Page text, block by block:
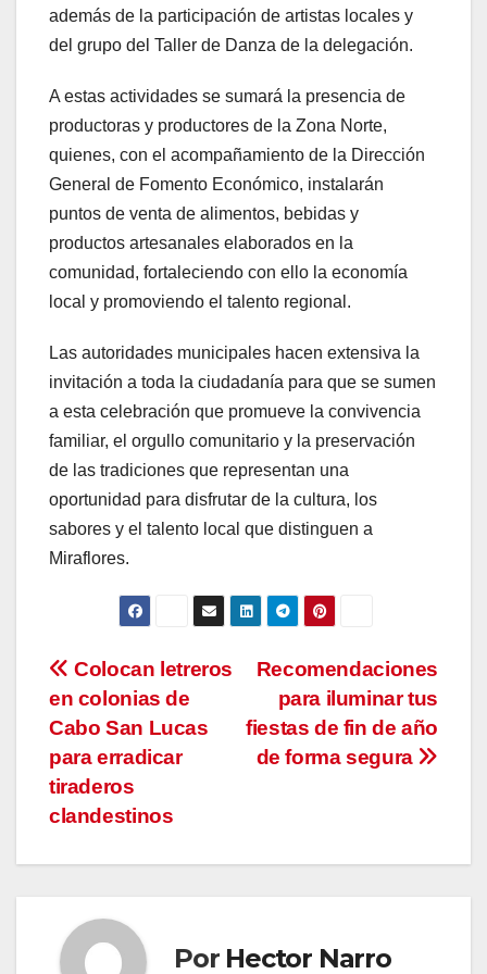
además de la participación de artistas locales y
del grupo del Taller de Danza de la delegación.
A estas actividades se sumará la presencia de
productoras y productores de la Zona Norte,
quienes, con el acompañamiento de la Dirección
General de Fomento Económico, instalarán
puntos de venta de alimentos, bebidas y
productos artesanales elaborados en la
comunidad, fortaleciendo con ello la economía
local y promoviendo el talento regional.
Las autoridades municipales hacen extensiva la
invitación a toda la ciudadanía para que se sumen
a esta celebración que promueve la convivencia
familiar, el orgullo comunitario y la preservación
de las tradiciones que representan una
oportunidad para disfrutar de la cultura, los
sabores y el talento local que distinguen a
Miraflores.
Navegación
de
entradas
Recomendaciones
para iluminar tus
fiestas de fin de año
de forma segura
Colocan letreros
en colonias de
Cabo San Lucas
para erradicar
tiraderos
clandestinos
Por Hector Narro